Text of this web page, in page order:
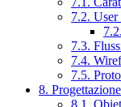
7.2. User
7.3.
7.4.
7.5.
8.
8.1.